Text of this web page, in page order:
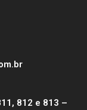
812 e 813 –